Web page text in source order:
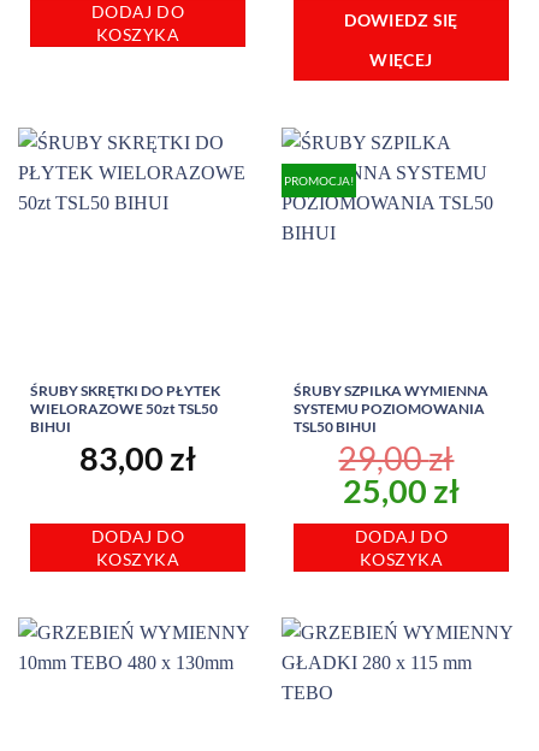
DODAJ DO
KOSZYKA
DOWIEDZ SIĘ
WIĘCEJ
ŚRUBY SKRĘTKI DO PŁYTEK
WIELORAZOWE 50zt TSL50
BIHUI
83,00 zł
DODAJ DO
KOSZYKA
PROMOCJA!
ŚRUBY SZPILKA WYMIENNA
SYSTEMU POZIOMOWANIA
TSL50 BIHUI
29,00zł
Pierwotna
cena
wynosiła:
25,00 zł
cena
DODAJ DO
KOSZYKA